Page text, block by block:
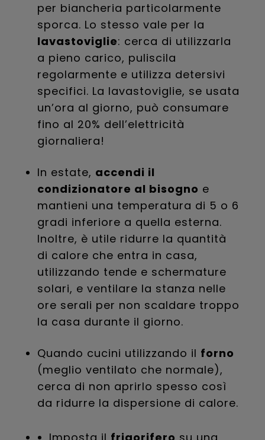
per biancheria particolarmente
sporca. Lo stesso vale per la
lavastoviglie: cerca di utilizzarla
a pieno carico, puliscila
regolarmente e utilizza detersivi
specifici. La lavastoviglie, se usata
un’ora al giorno, può consumare
fino al 20% dell’elettricità
giornaliera!
In estate, accendi il
condizionatore al bisogno e
mantieni una temperatura di 5 o 6
gradi inferiore a quella esterna.
Inoltre, è utile ridurre la quantità
di calore che entra in casa,
utilizzando tende e schermature
solari, e ventilare la stanza nelle
ore serali per non scaldare troppo
la casa durante il giorno.
Quando cucini utilizzando il forno
(meglio ventilato che normale),
cerca di non aprirlo spesso così
da ridurre la dispersione di calore.